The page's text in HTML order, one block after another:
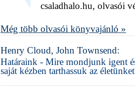
csaladhalo.hu, olvasói
Még több olvasói könyvajánló »
Henry Cloud, John Townsend:
Határaink - Mire mondjunk igent
saját kézben tarthassuk az